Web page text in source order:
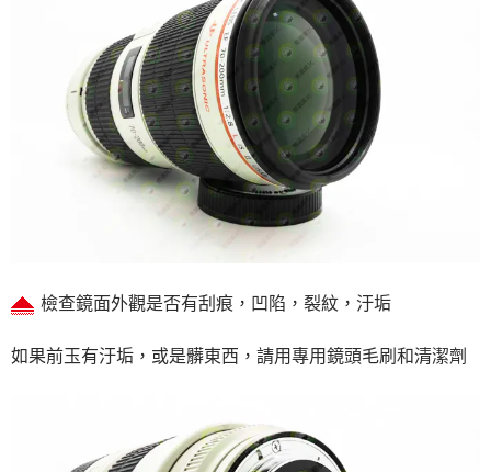
檢查鏡面外觀是否有刮痕，凹陷，裂紋，汙垢
如果前玉有汙垢，或是髒東西，請用專用鏡頭毛刷和清潔劑